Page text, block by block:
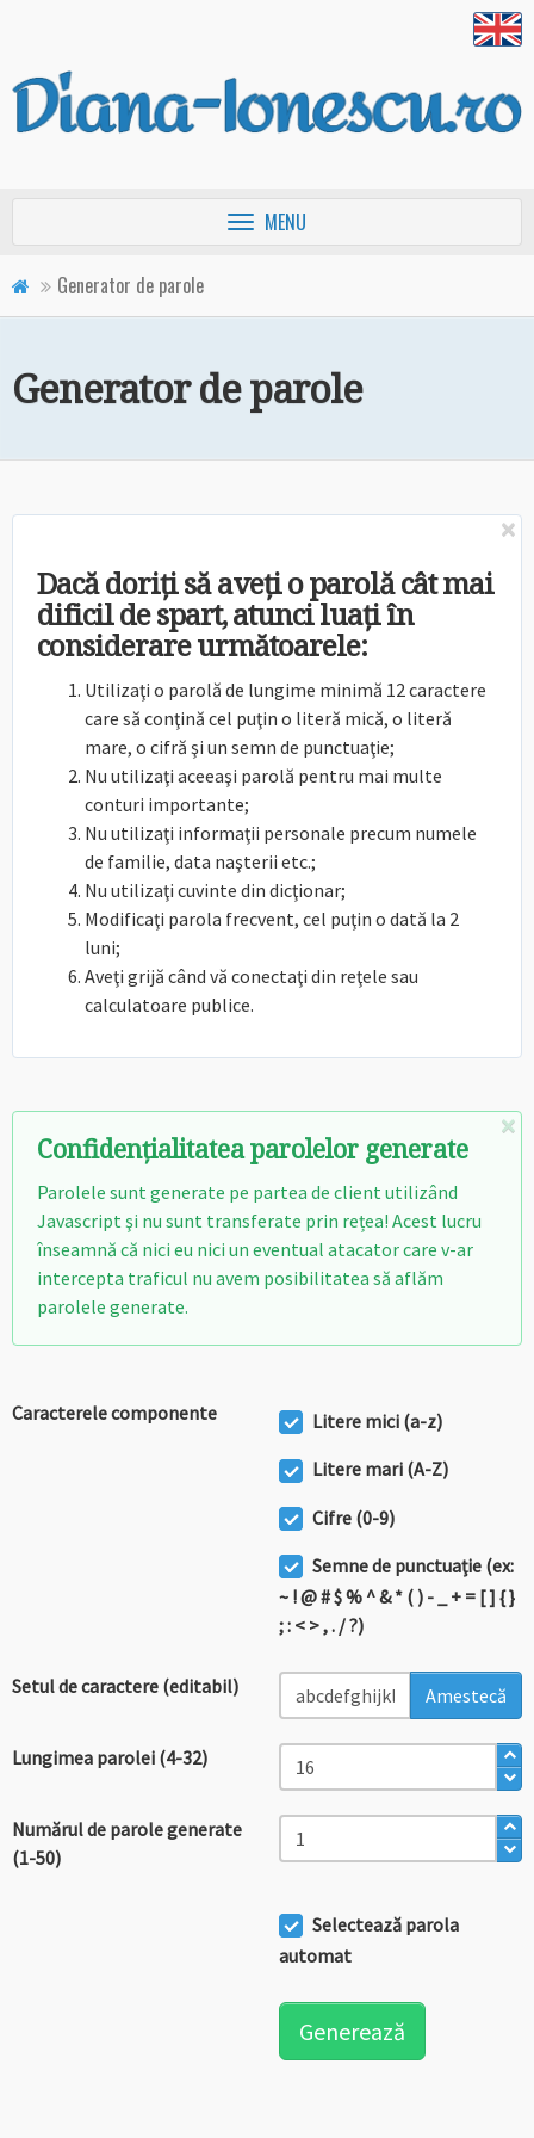
Afişează
meniul
MENU
Generator de parole
Generator de parole
×
Dacă doriţi să aveţi o parolă cât mai
dificil de spart, atunci luaţi în
considerare următoarele:
Utilizaţi o parolă de lungime minimă 12 caractere
care să conţină cel puţin o literă mică, o literă
mare, o cifră şi un semn de punctuaţie;
Nu utilizaţi aceeaşi parolă pentru mai multe
conturi importante;
Nu utilizaţi informaţii personale precum numele
de familie, data naşterii etc.;
Nu utilizaţi cuvinte din dicţionar;
Modificaţi parola frecvent, cel puţin o dată la 2
luni;
Aveţi grijă când vă conectaţi din reţele sau
calculatoare publice.
×
Confidenţialitatea parolelor generate
Parolele sunt generate pe partea de client utilizând
Javascript şi nu sunt transferate prin rețea! Acest lucru
înseamnă că nici eu nici un eventual atacator care v-ar
intercepta traficul nu avem posibilitatea să aflăm
parolele generate.
Caracterele componente Litere mici (a-z)
Litere mari (A-Z)
Cifre (0-9)
Semne de punctuaţie (ex:
~ ! @ # $ % ^ & * ( ) - _ + = [ ] { }
; : < > , . / ?)
Setul de caractere (editabil) Amestecă
Lungimea parolei (4-32)
Numărul de parole generate
(1-50)
Selectează parola
automat
Generează